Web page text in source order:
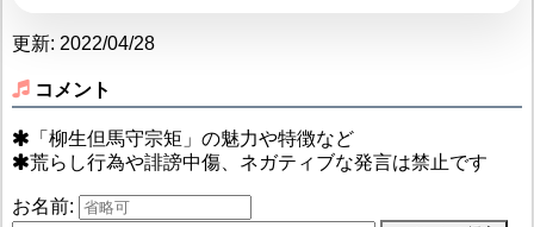
更新: 2022/04/28
コメント
「柳生但馬守宗矩」の魅力や特徴など
荒らし行為や誹謗中傷、ネガティブな発言は禁止です
お名前: